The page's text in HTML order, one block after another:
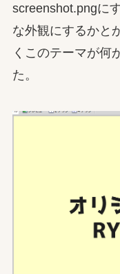
screenshot.pngに
な外観にするかと
くこのテーマが何
た。